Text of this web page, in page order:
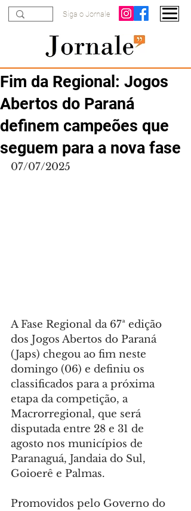
Siga o Jornale
Fim da Regional: Jogos
Abertos do Paraná
definem campeões que
seguem para a nova fase
07/07/2025
A Fase Regional da 67ª edição
dos Jogos Abertos do Paraná
(Japs) chegou ao fim neste
domingo (06) e definiu os
classificados para a próxima
etapa da competição, a
Macrorregional, que será
disputada entre 28 e 31 de
agosto nos municípios de
Paranaguá, Jandaia do Sul,
Goioerê e Palmas.
Promovidos pelo Governo do